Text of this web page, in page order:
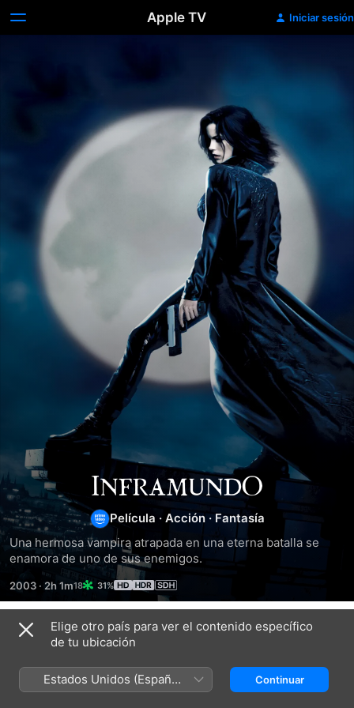
Apple TV Iniciar sesión
Underworld
Película · Acción ·Fantasía
Una hermosa vampira atrapada en una eterna batalla se
enamora de uno de sus enemigos.
2003 · 2h 1m 31%
Títulos relacionados
Evolución
La
Rebelión
El
Elige otro país para ver el contenido específico
de tu ubicación
Estados Unidos (Español
México)
Continuar